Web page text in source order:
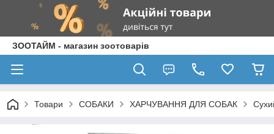
ЗООТАЙМ - магазин зоотоварів
Товари СОБАКИ ХАРЧУВАННЯ ДЛЯ СОБАК